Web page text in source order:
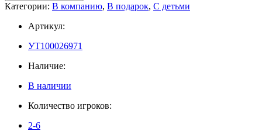
Категории: В компанию, В подарок, С детьми
Артикул:
УТ100026971
Наличие:
В наличии
Количество игроков:
2-6